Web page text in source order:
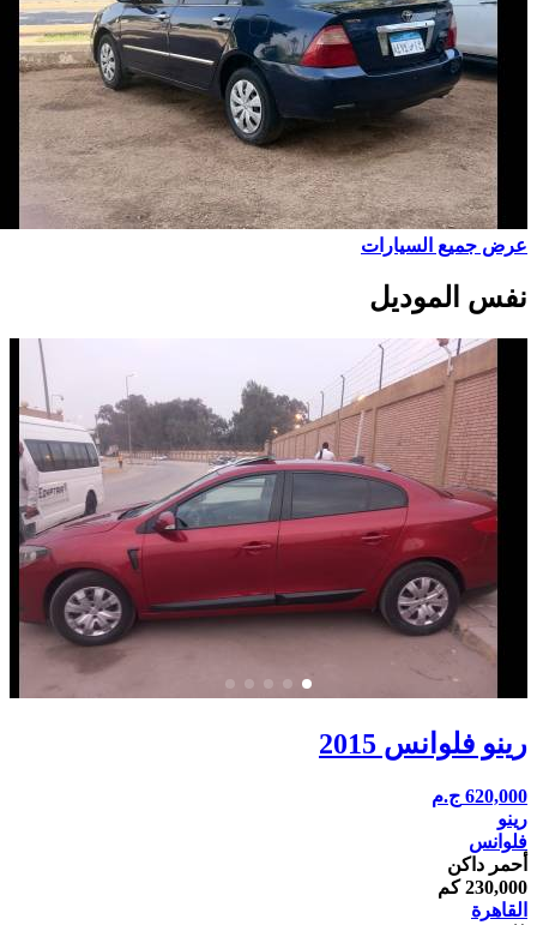
عرض جميع السيارات
نفس الموديل
رينو فلوانس 2015
620,000 ج.م
رينو
فلوانس
أحمر داكن
230,000 كم
القاهرة